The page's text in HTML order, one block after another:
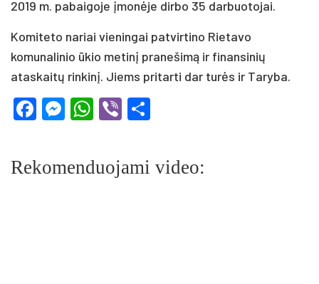
2019 m. pabaigoje įmonėje dirbo 35 darbuotojai.
Komiteto nariai vieningai patvirtino Rietavo
komunalinio ūkio metinį pranešimą ir finansinių
ataskaitų rinkinį. Jiems pritarti dar turės ir Taryba.
Facebook
Messenger
WhatsApp
Viber
Rekomenduojami video: